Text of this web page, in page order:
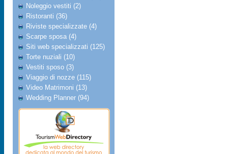
Noleggio vestiti (2)
Ristoranti (36)
Riviste specializzate (4)
Scarpe sposa (4)
Siti web specializzati (125)
Torte nuziali (10)
Vestiti sposo (3)
Viaggio di nozze (115)
Video Matrimoni (13)
Wedding Planner (94)